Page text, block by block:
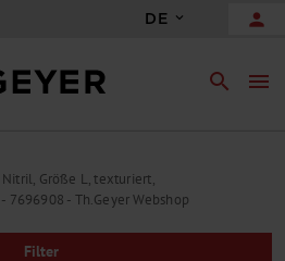
DE person
search menu
Größe L, texturiert,
7696908 - Th.Geyer Webshop
Filter